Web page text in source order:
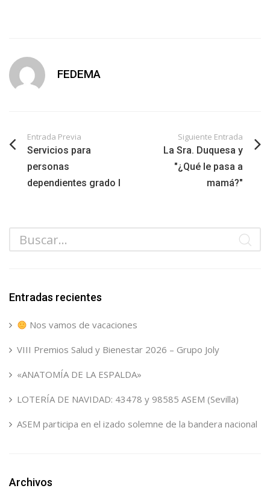
FEDEMA
Entrada Previa
Servicios para
personas
dependientes grado I
Siguiente Entrada
La Sra. Duquesa y
"¿Qué le pasa a
mamá?"
Entradas recientes
Nos vamos de vacaciones
VIII Premios Salud y Bienestar 2026 – Grupo Joly
«ANATOMÍA DE LA ESPALDA»
LOTERÍA DE NAVIDAD: 43478 y 98585 ASEM (Sevilla)
ASEM participa en el izado solemne de la bandera nacional
Archivos